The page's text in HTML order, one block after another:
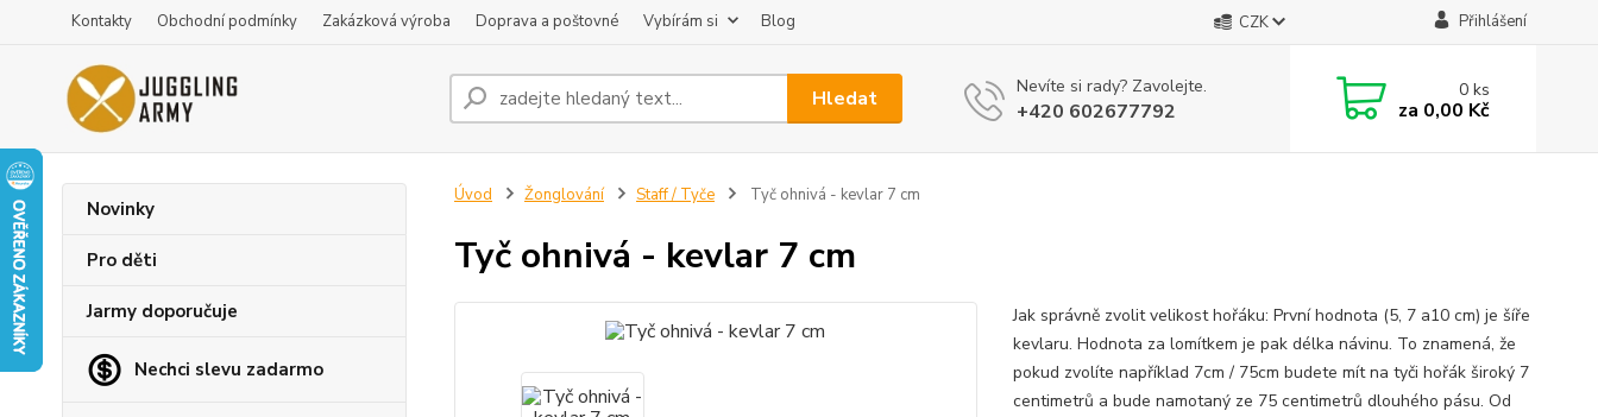
Kontakty Obchodní podmínky Zakázková výroba Doprava a poštovné Vybírám si Blog CZK Přihlášení
Hledat Nevíte si rady? Zavolejte.
+420 602677792
0ks
za 0,00 Kč
Novinky
Pro děti
Jarmy doporučuje
Nechci slevu zadarmo
Úvod Žonglování Staff / Tyče Tyč ohnivá - kevlar 7 cm
Tyč ohnivá - kevlar 7 cm
Jak správně zvolit velikost hořáku: První hodnota (5, 7 a10 cm) je šíře
kevlaru. Hodnota za lomítkem je pak délka návinu. To znamená, že
pokud zvolíte například 7cm / 75cm budete mít na tyči hořák široký 7
centimetrů a bude namotaný ze 75 centimetrů dlouhého pásu. Od